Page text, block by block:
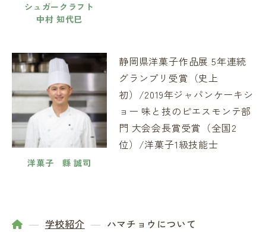
シュガークラフト
中村 知代巳
洋菓子 縣 誠司
静岡県洋菓子作品展 5年連続
グランプリ受賞（史上
初）/2019年ジャパンケーキシ
ョー 味と技のピエスモンテ部
門 大会会長賞受賞（全国2
位）/洋菓子1級技能士
学校紹介 ハマチョウについて